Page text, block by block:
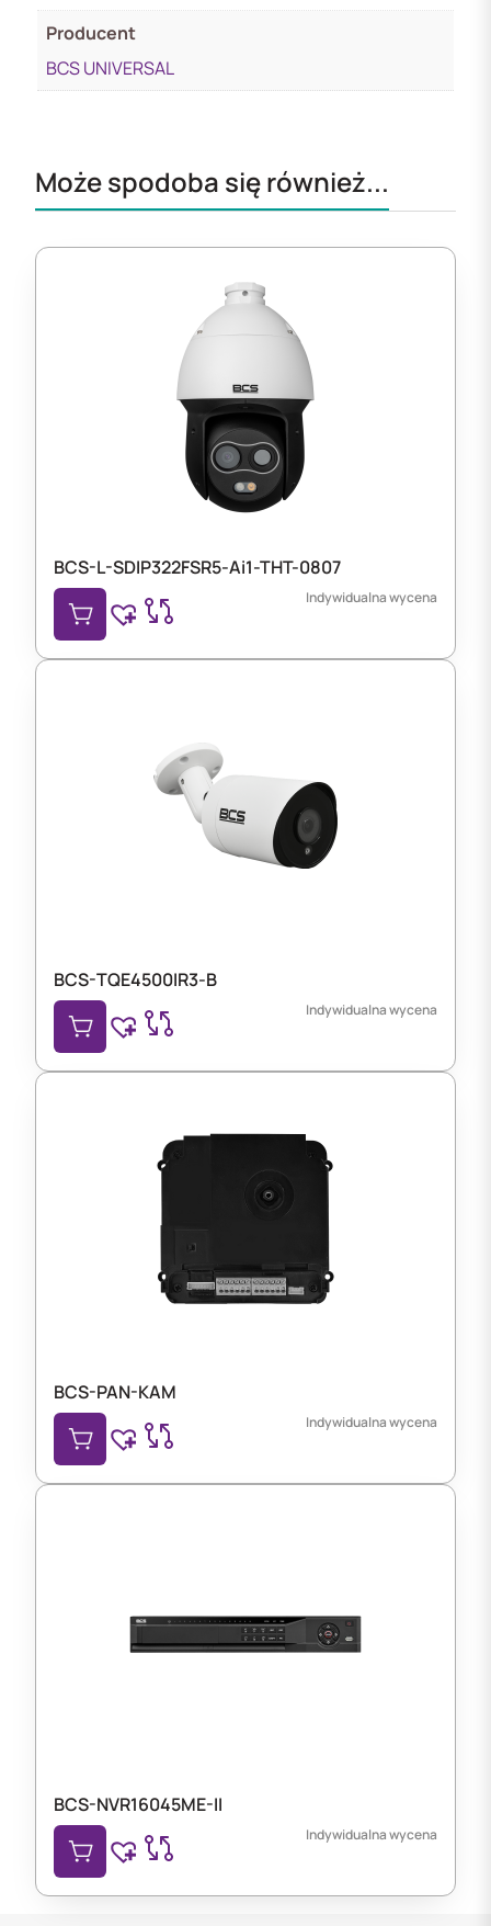
Producent
BCS UNIVERSAL
Może spodoba się również...
BCS-L-SDIP322FSR5-Ai1-THT-0807
Indywidualna wycena
BCS-TQE4500IR3-B
Indywidualna wycena
BCS-PAN-KAM
Indywidualna wycena
BCS-NVR16045ME-II
Indywidualna wycena